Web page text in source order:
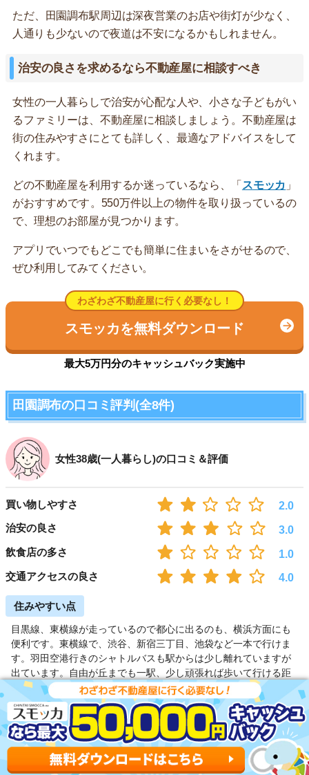
ただ、田園調布駅周辺は深夜営業のお店や街灯が少なく、
人通りも少ないので夜道は不安になるかもしれません。
治安の良さを求めるなら不動産屋に相談すべき
女性の一人暮らしで治安が心配な人や、小さな子どもがい
るファミリーは、不動産屋に相談しましょう。不動産屋は
街の住みやすさにとても詳しく、最適なアドバイスをして
くれます。
どの不動産屋を利用するか迷っているなら、「 スモッカ 」
がおすすめです。550万件以上の物件を取り扱っているの
で、理想のお部屋が見つかります。
アプリでいつでもどこでも簡単に住まいをさがせるので、
ぜひ利用してみてください。
わざわざ不動産屋に行く必要なし！
スモッカを無料ダウンロード
最大5万円分のキャッシュバック実施中
田園調布の口コミ評判(全8件)
女性38歳(一人暮らし)の口コミ＆評価
買い物しやすさ
2.0
治安の良さ
3.0
飲食店の多さ
1.0
交通アクセスの良さ
4.0
住みやすい点
目黒線、東横線が走っているので都心に出るのも、横浜方面にも
便利です。東横線で、渋谷、新宿三丁目、池袋など一本で行けま
す。羽田空港行きのシャトルバスも駅からは少し離れていますが
出ています。自由が丘までも一駅、少し頑張れば歩いて行ける距
離なのが魅力。
住みにくい点
スーパーは基本的に駅前のプレッセのみです。金額高めです。も
う一軒駅から10分ほど歩いた環八通りに高級スーパーがありま
す。駅前の商店街はかなり店数も少なく、頻繁に入れ替えがあり